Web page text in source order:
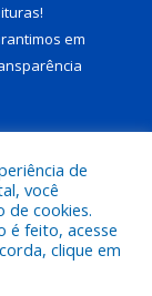
!
em
de Juruti.
de
você
de cookies.
é feito, acesse
clique em